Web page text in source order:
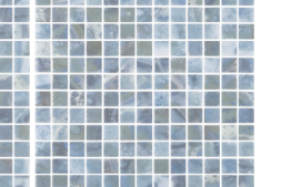
e resistenza chimica
e resistente a cloro, sali e
e pubbliche.
massima